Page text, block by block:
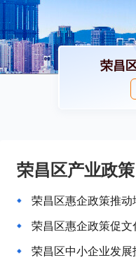
荣昌
荣昌区产业政策
荣昌区惠企政策推
荣昌区惠企政策促
荣昌区中小企业发